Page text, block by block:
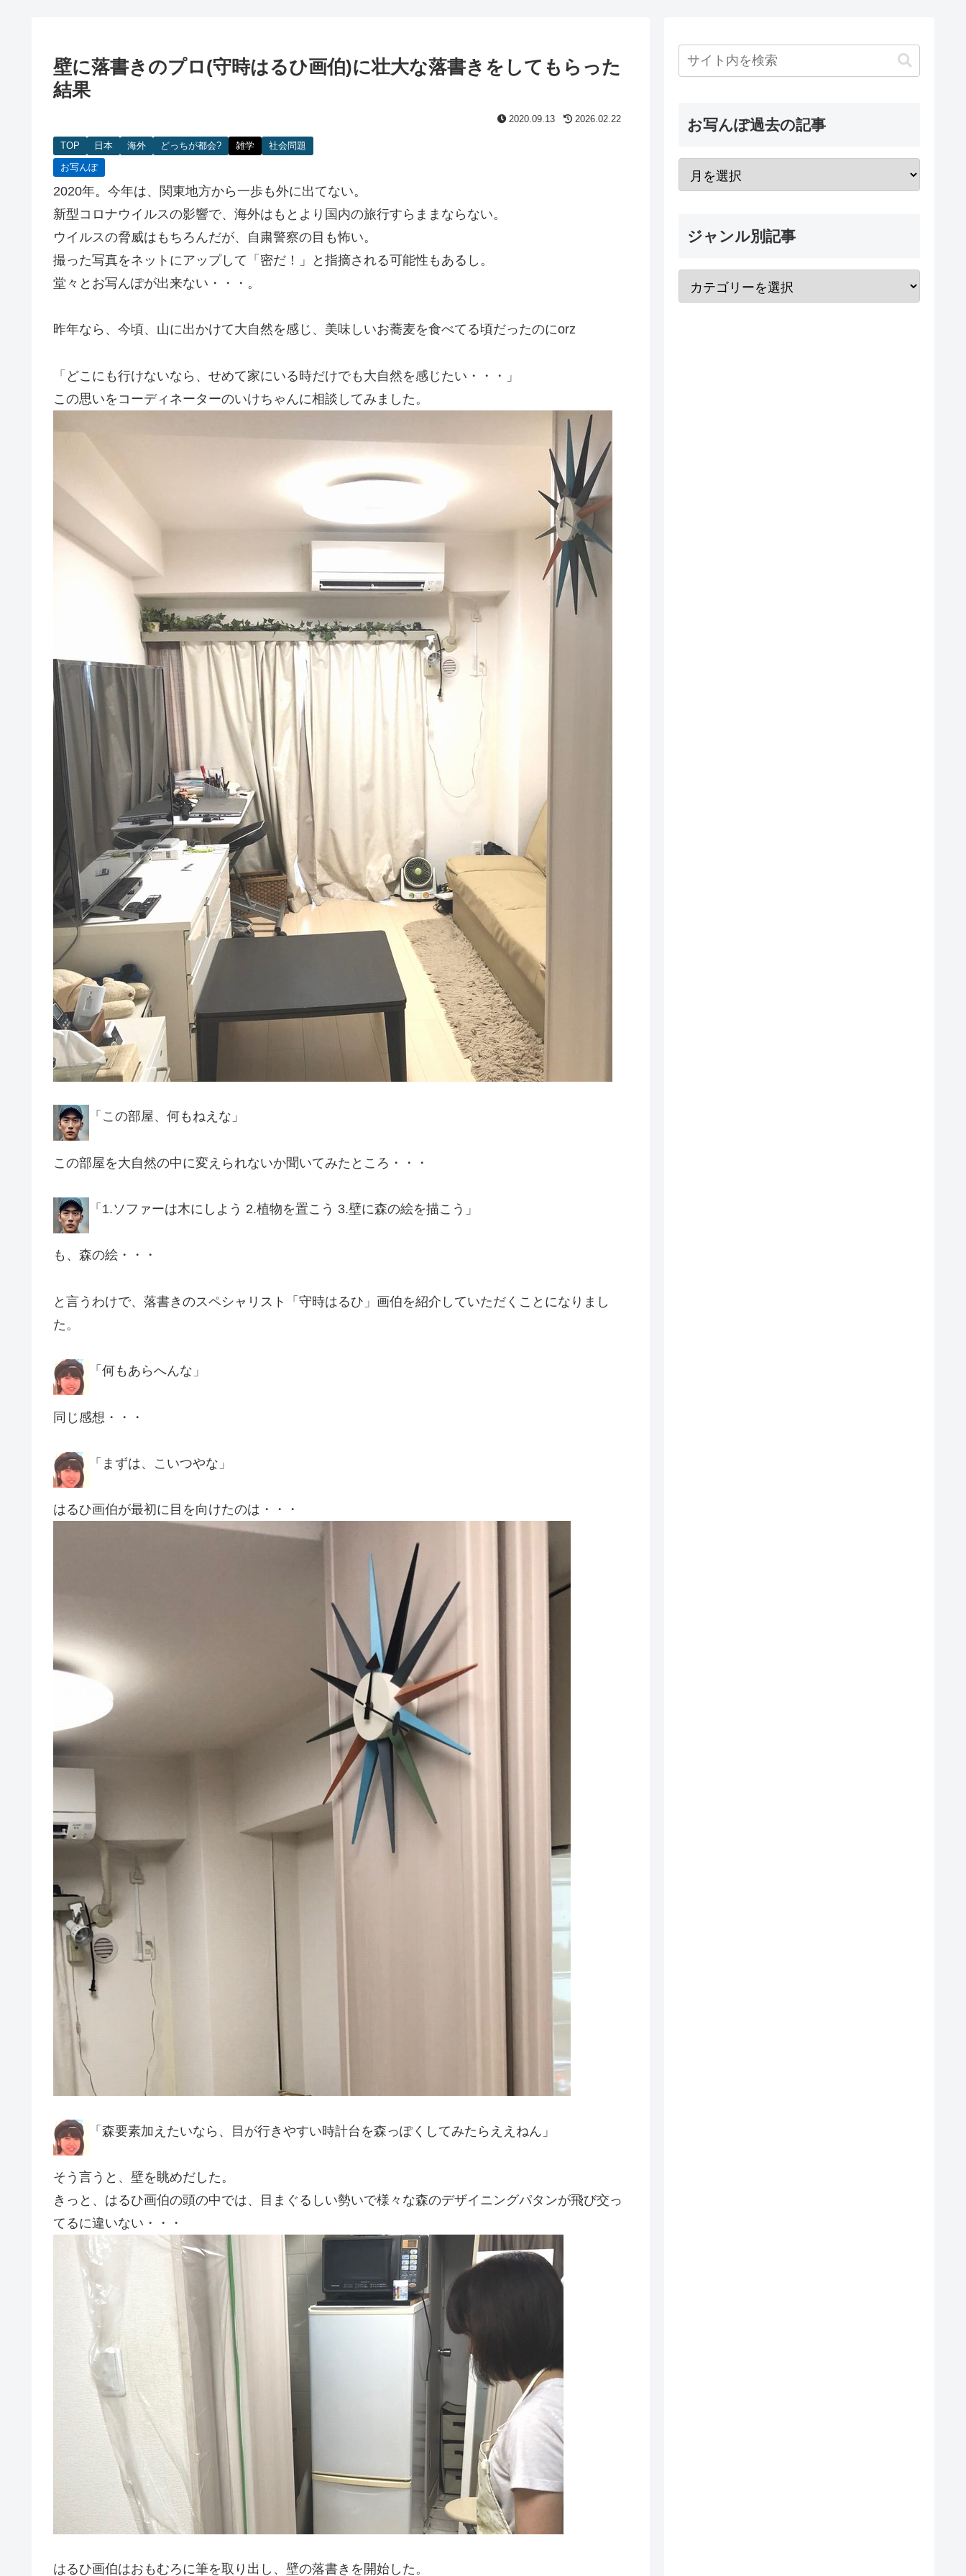
壁に落書きのプロ(守時はるひ画伯)に壮大な落書きをしてもらった
結果
2020.09.13 2026.02.22
TOP 日本 海外 どっちが都会? 雑学
社会問題
お写んぽ
2020年。今年は、関東地方から一歩も外に出てない。
新型コロナウイルスの影響で、海外はもとより国内の旅行すらままならない。
ウイルスの脅威はもちろんだが、自粛警察の目も怖い。
撮った写真をネットにアップして「密だ！」と指摘される可能性もあるし。
堂々とお写んぽが出来ない・・・。
昨年なら、今頃、山に出かけて大自然を感じ、美味しいお蕎麦を食べてる頃だったのにorz
「どこにも行けないなら、せめて家にいる時だけでも大自然を感じたい・・・」
この思いをコーディネーターのいけちゃんに相談してみました。
「この部屋、何もねえな」
この部屋を大自然の中に変えられないか聞いてみたところ・・・
「1.ソファーは木にしよう 2.植物を置こう 3.壁に森の絵を描こう」
も、森の絵・・・
と言うわけで、落書きのスペシャリスト「守時はるひ」画伯を紹介していただくことになりまし
た。
「何もあらへんな」
同じ感想・・・
「まずは、こいつやな」
はるひ画伯が最初に目を向けたのは・・・
「森要素加えたいなら、目が行きやすい時計台を森っぽくしてみたらええねん」
そう言うと、壁を眺めだした。
きっと、はるひ画伯の頭の中では、目まぐるしい勢いで様々な森のデザイニングパタンが飛び交っ
てるに違いない・・・
はるひ画伯はおもむろに筆を取り出し、壁の落書きを開始した。
お写んぽ過去の記事
ジャンル別記事